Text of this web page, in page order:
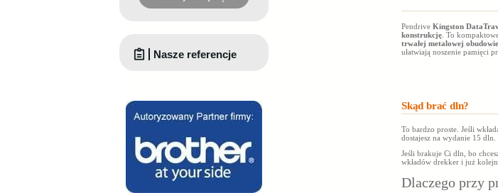
Pendrive Kingston
konstrukcję. To
trwałej metalowej obudowie
ułatwiają noszenie pamięci
Skąd brać dln?
To bardzo proste. Jeśli
dostajesz na wydanie 15 dln.
Jeśli brakuje Ci dln, bo
wkładów drekker i już
Dlaczego przy
Nasze referencje